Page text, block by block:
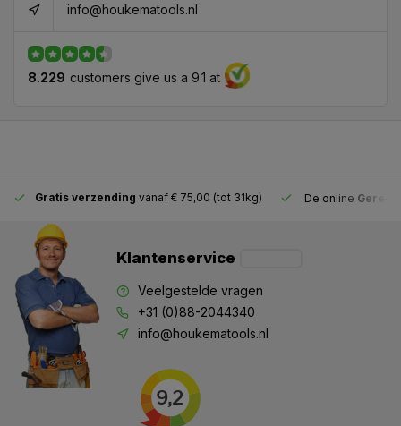
info@houkematools.nl
8.229 customers give us a 9.1 at
Gratis verzending vanaf € 75,00 (tot 31kg) De online
Klantenservice
Veelgestelde vragen
+31 (0)88-2044340
info@houkematools.nl